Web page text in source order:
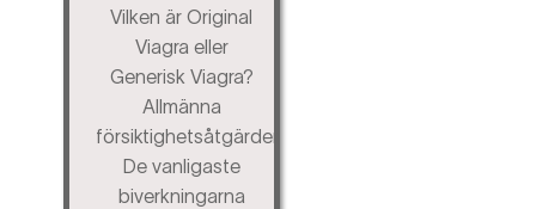
Vilken är Original
Viagra eller
Generisk Viagra?
Allmänna
försiktighetsåtgärder
De vanligaste
biverkningarna